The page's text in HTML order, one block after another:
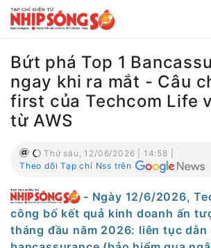
Bứt phá Top 1
ngay khi ra mắt - Câu
first của Techcom Life
từ AWS
Thứ sáu, 12/06/2026 | 14:58 |
Theo dõi Tạp chí Nss trên
- Ngày 12/6/2026,
công bố kết quả kinh doanh ấn
tháng đầu năm 2026: liên tục dẫn